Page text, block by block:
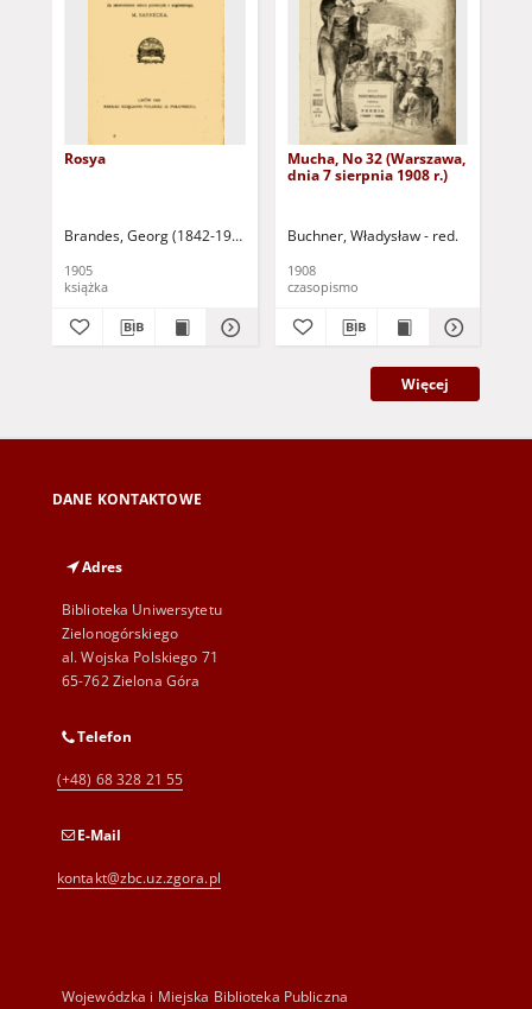
Rosya
Brandes, Georg (1842-1927) Sarnecka, M. - tł.
1905
książka
Mucha, No 32 (Warszawa,
dnia 7 sierpnia 1908 r.)
Buchner, Władysław - red.
1908
czasopismo
Więcej
DANE KONTAKTOWE
Adres
Biblioteka Uniwersytetu
Zielonogórskiego
al. Wojska Polskiego 71
65-762 Zielona Góra
Telefon
(+48) 68 328 21 55
E-Mail
kontakt@zbc.uz.zgora.pl
Wojewódzka i Miejska Biblioteka Publiczna